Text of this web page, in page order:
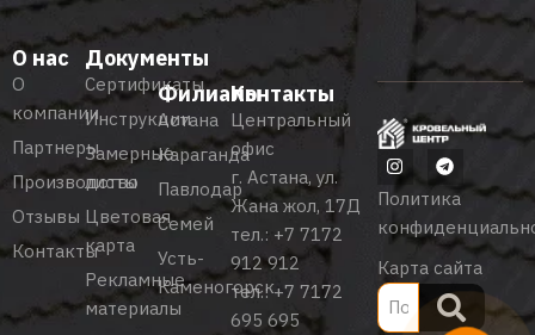
О нас
О
компании
Партнеры
Производство
Отзывы
Контакты
Документы
Сертификаты
Инструкции
Замерные
листы
Цветовая
карта
Рекламные
материалы
Филиалы
Астана
Караганда
Павлодар
Семей
Усть-
Каменогорск
Контакты
Центральный
офис
г. Астана, ул.
Жана жол, 17Д
тел.: +7 7172
912 912
тел.:+7 7172
695 695
Политика
Карта сайта